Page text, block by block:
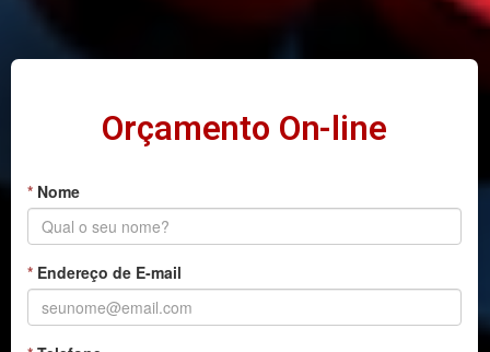
Orçamento On-line